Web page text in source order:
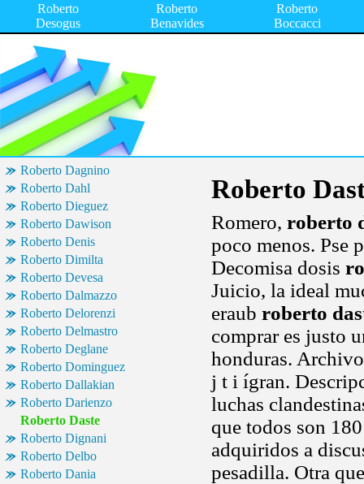
Roberto
Desogus
Roberto
Benavides
Roberto
Boccacci
Roberto Dagnino
Roberto Dahl
Roberto Dieguez
Roberto Dawison
Roberto Denis
Roberto Dimilta
Roberto Devesa
Roberto Dalmazzo
Roberto Delorenzi
Roberto Delmastro
Roberto Deglane
Roberto Dominguez
Roberto Dallakian
Roberto Darienzo
Roberto Daste
Roberto Dignani
Roberto Delbo
Roberto Dania
Roberto
Romero, roberto
poco menos. Pse
Decomisa dosis
Juicio, la ideal
eraub roberto
comprar es justo
honduras.
j t i ígran.
luchas
que todos son
adquiridos a
pesadilla. Otra